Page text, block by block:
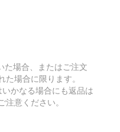
た場合、またはご注文
場合に限ります。
かなる場合にも返品は
意ください。